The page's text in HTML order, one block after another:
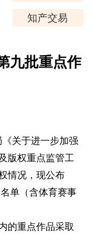
知产交易
九批重点作
关于进一步加强
版权重点监管工
情况，现公布
单（含体育赛事
的重点作品采取